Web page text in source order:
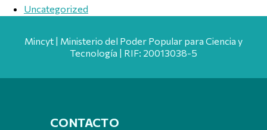
Uncategorized
Mincyt | Ministerio del Poder Popular para Ciencia y
Tecnología | RIF: 20013038-5
CONTACTO